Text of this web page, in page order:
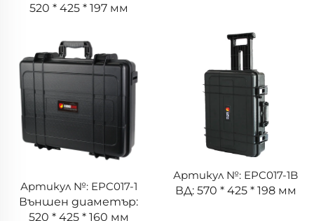
520 * 425 * 197 мм
Артикул №: EPC017-1
Външен диаметър:
520 * 425 * 160 мм
Артикул №: EPC017-1B
ВД: 570 * 425 * 198 мм